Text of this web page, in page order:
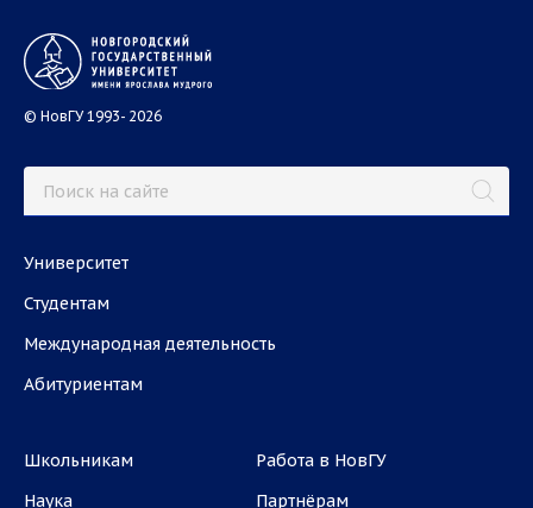
© НовГУ 1993- 2026
Университет
Студентам
Международная деятельность
Абитуриентам
Школьникам
Наука
Работа в НовГУ
Партнёрам